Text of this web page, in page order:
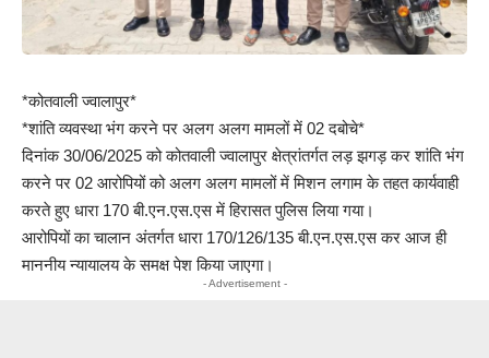
*कोतवाली ज्वालापुर*
*शांति व्यवस्था भंग करने पर अलग अलग मामलों में 02 दबोचे*
दिनांक 30/06/2025 को कोतवाली ज्वालापुर क्षेत्रांतर्गत लड़ झगड़ कर शांति भंग
करने पर 02 आरोपियों को अलग अलग मामलों में मिशन लगाम के तहत कार्यवाही
करते हुए धारा 170 बी.एन.एस.एस में हिरासत पुलिस लिया गया।
आरोपियों का चालान अंतर्गत धारा 170/126/135 बी.एन.एस.एस कर आज ही
माननीय न्यायालय के समक्ष पेश किया जाएगा।
- Advertisement -